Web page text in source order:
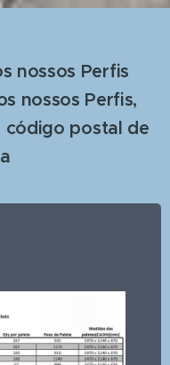
nossos Perfis
nossos Perfis,
código postal de